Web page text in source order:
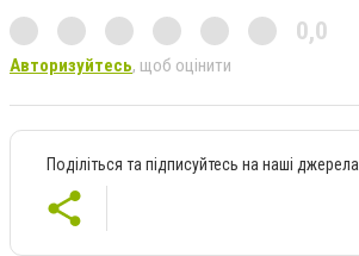
0,0
Авторизуйтесь, щоб оцінити
Поділіться та підписуйтесь на наші джерела